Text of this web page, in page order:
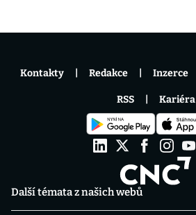
Další témata z našich webů
Kontakty Redakce Inzerce
RSS Kariéra